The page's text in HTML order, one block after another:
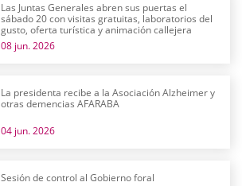
Las Juntas Generales abren sus puertas el
sábado 20 con visitas gratuitas, laboratorios del
gusto, oferta turística y animación callejera
08 jun. 2026
La presidenta recibe a la Asociación Alzheimer y
otras demencias AFARABA
04 jun. 2026
Sesión de control al Gobierno foral